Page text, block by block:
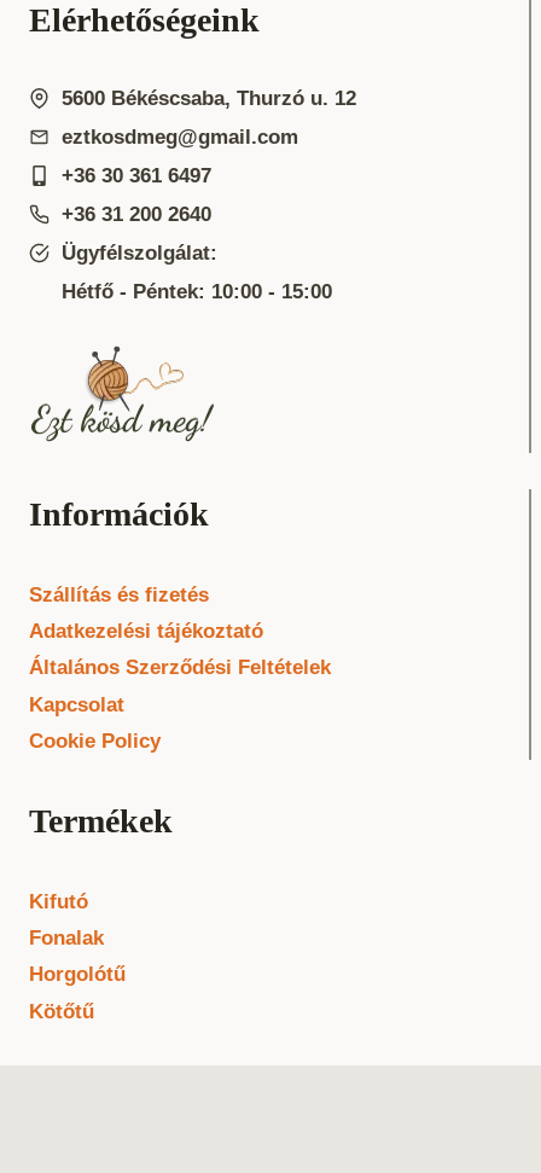
Elérhetőségeink
5600 Békéscsaba, Thurzó u. 12
eztkosdmeg@gmail.com
+36 30 361 6497
+36 31 200 2640
Ügyfélszolgálat:
Hétfő - Péntek: 10:00 - 15:00
Információk
Szállítás és fizetés
Adatkezelési tájékoztató
Általános Szerződési Feltételek
Kapcsolat
Cookie Policy
Termékek
Kifutó
Fonalak
Horgolótű
Kötőtű